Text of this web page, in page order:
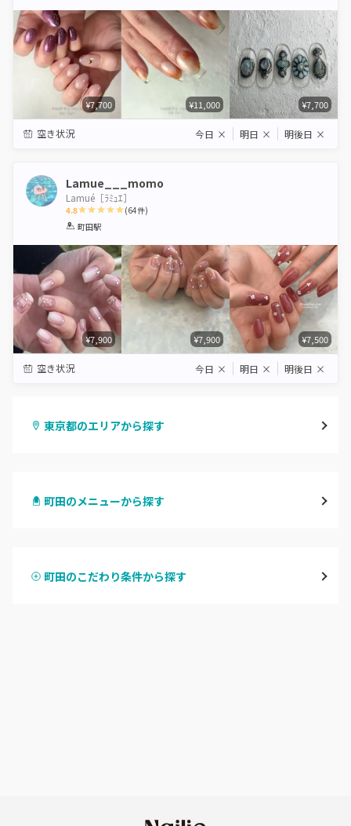
¥7,700 ¥11,000 ¥7,700
空き状況 今日 × 明日 × 明後日 ×
Lamue___momo
Lamué［ﾗﾐｭｴ］
4.8
1 2 3
(64件)
町田駅
¥7,900 ¥7,900 ¥7,500
空き状況 今日 × 明日 × 明後日 ×
東京都のエリアから探す
町田のメニューから探す
町田のこだわり条件から探す